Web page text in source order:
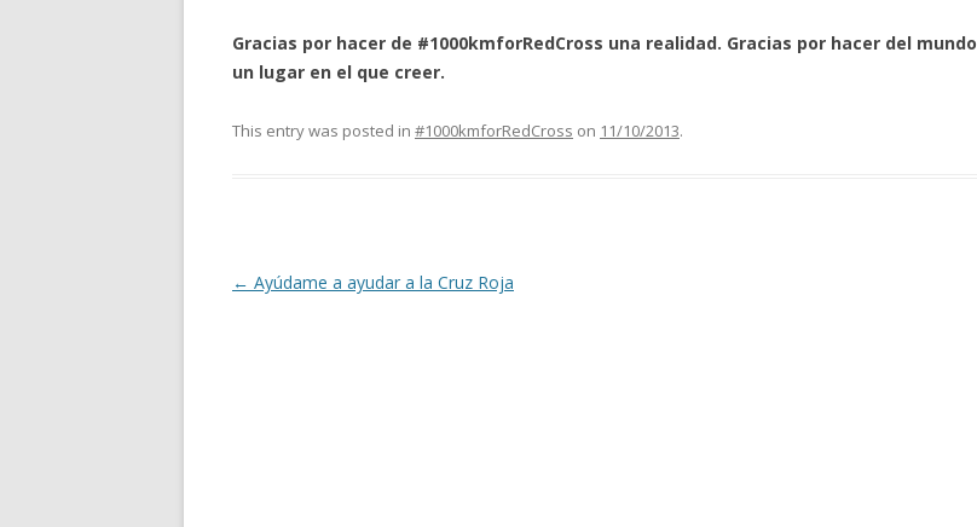
Gracias por hacer de #1000kmforRedCross una realidad. Gracias por hacer del mundo
un lugar en el que creer.
This entry was posted in #1000kmforRedCross on 11/10/2013.
Post navigation
← Ayúdame a ayudar a la Cruz Roja